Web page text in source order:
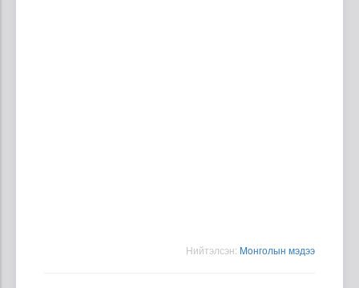
Нийтэлсэн: Moнголын мэдээ